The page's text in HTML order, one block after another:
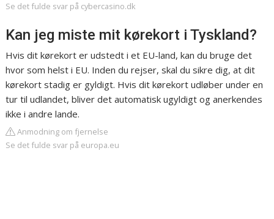
Se det fulde svar på cybercasino.dk
Kan jeg miste mit kørekort i Tyskland?
Hvis dit kørekort er udstedt i et EU-land, kan du bruge det
hvor som helst i EU. Inden du rejser, skal du sikre dig, at dit
kørekort stadig er gyldigt. Hvis dit kørekort udløber under en
tur til udlandet, bliver det automatisk ugyldigt og anerkendes
ikke i andre lande.
Anmodning om fjernelse
Se det fulde svar på europa.eu